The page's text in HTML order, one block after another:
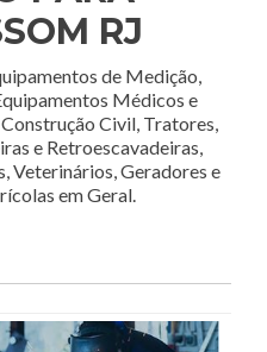
RJ
de Medição,
Médicos e
Civil, Tratores,
e Retroescavadeiras,
Veterinários, Geradores e
em Geral.